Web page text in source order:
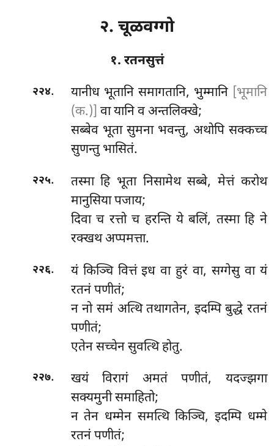
२. चूळवग्गो
१. रतनसुत्तं
२२४. यानीध भूतानि समागतानि, भुम्मानि [भूमानि
(क.)] वा यानि व अन्तलिक्खे;
सब्बेव भूता सुमना भवन्तु, अथोपि सक्कच्च
सुणन्तु भासितं.
२२५.
तस्मा हि भूता निसामेथ सब्बे, मेत्तं करोथ
मानुसिया पजाय;
दिवा च रत्तो च हरन्ति ये बलिं, तस्मा हि ने
रक्खथ अप्पमत्ता.
२२६.
यं किञ्चि वित्तं इध वा हुरं वा, सग्गेसु वा यं
रतनं पणीतं;
न नो समं अत्थि तथागतेन, इदम्पि बुद्धे रतनं
पणीतं;
एतेन सच्चेन सुवत्थि होतु.
२२७.
खयं विरागं अमतं पणीतं, यदज्झगा
सक्यमुनी समाहितो;
न तेन धम्मेन समत्थि किञ्चि, इदम्पि धम्मे
रतनं पणीतं;